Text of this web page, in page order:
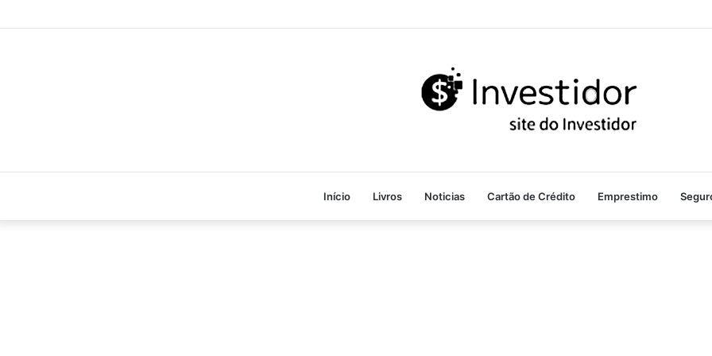
Início Livros Noticias Cartão de Crédito Emprestimo